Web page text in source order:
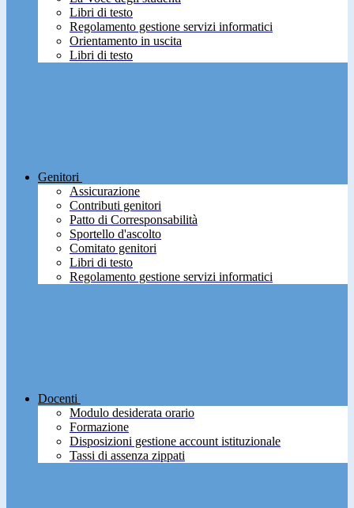
Libri di testo
Regolamento gestione servizi informatici
Orientamento in uscita
Libri di testo
Genitori
Assicurazione
Contributi genitori
Patto di Corresponsabilità
Sportello d'ascolto
Comitato genitori
Libri di testo
Regolamento gestione servizi informatici
Docenti
Modulo desiderata orario
Formazione
Disposizioni gestione account istituzionale
Tassi di assenza zippati